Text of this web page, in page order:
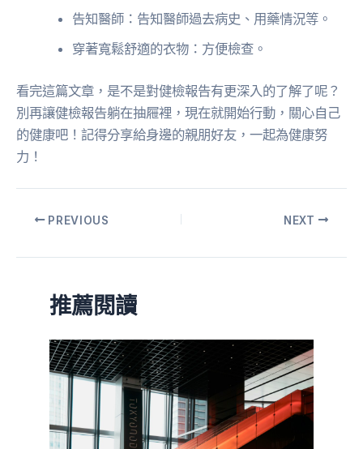
告知醫師：告知醫師過去病史、用藥情況等。
穿著寬鬆舒適的衣物：方便檢查。
看完這篇文章，是不是對健檢報告有更深入的了解了呢？
別再讓健檢報告躺在抽屜裡，現在就開始行動，關心自己
的健康吧！記得分享給身邊的親朋好友，一起為健康努
力！
PREVIOUS NEXT
推薦閱讀